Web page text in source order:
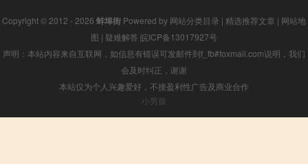
Copyright © 2012 - 2026 蚌埠街 Powered by 网站分类目录 | 精选推荐文章 | 网站地
图 | 疑难解答 皖ICP备13017927号
声明：本站内容来自互联网，如信息有错误可发邮件到f_fb#foxmail.com说明，我们
会及时纠正，谢谢
本站仅为个人兴趣爱好，不接盈利性广告及商业合作
小男孩